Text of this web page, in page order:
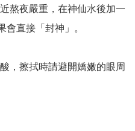
熬夜嚴重，在神仙水後加一
會直接「封神」。
，擦拭時請避開嬌嫩的眼周